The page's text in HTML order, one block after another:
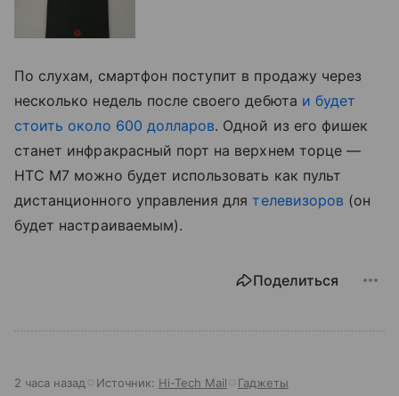
По слухам, смартфон поступит в продажу через
несколько недель после своего дебюта и будет
стоить около 600 долларов. Одной из его фишек
станет инфракрасный порт на верхнем торце —
HTC M7 можно будет использовать как пульт
дистанционного управления длятелевизоров (он
будет настраиваемым).
Поделиться
2 часа назад Источник: Hi-Tech Mail Гаджеты